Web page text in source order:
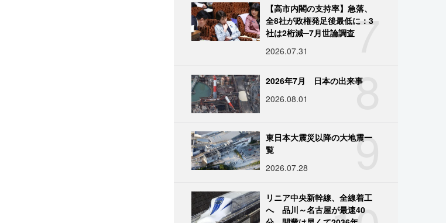
7
【高市内閣の支持率】急落、
全8社が政権発足後最低に：3
社は2桁減─7月世論調査
2026.07.31
8
2026年7月 日本の出来事
2026.08.01
9
東日本大震災以降の大地震一
覧
2026.07.28
リニア中央新幹線、全線着工
へ 品川～名古屋が最速40